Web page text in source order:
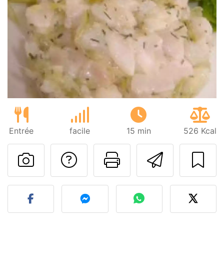
Entrée facile 15 min 526 Kcal
Imprimer
Poser une
Publier votre photo de